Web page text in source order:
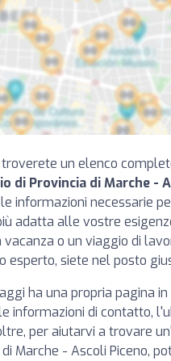
troverete un elenco
di Provincia di Marche -
informazioni necessarie
adatta alle vostre
vacanza o un viaggio di
esperto, siete nel posto
ha una propria pagina in
informazioni di contatto,
per aiutarvi a trovare
Marche - Ascoli Piceno,